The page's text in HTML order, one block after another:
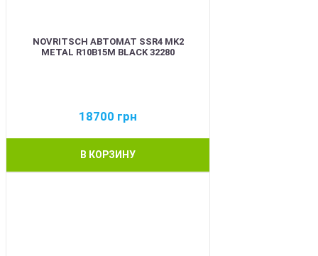
NOVRITSCH АВТОМАТ SSR4 MK2
METAL R10B15M BLACK 32280
18700 грн
В КОРЗИНУ